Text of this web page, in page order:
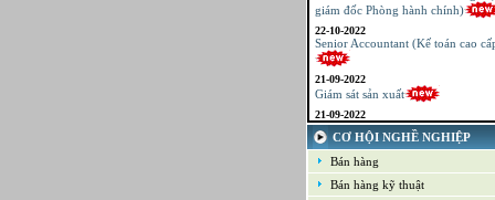
22-10-2022
Senior Accountant (Kế toán cao cấp)
21-09-2022
Giám sát sản xuất
21-09-2022
Kế toán tổng hợp – Thuế
16-09-2022
Nhân viên cao cấp NPD - Phát
phẩm mới
16-09-2022
Giám sát Mua hàng
CƠ HỘI NGHỀ NGHIỆP
Bán hàng
Bán hàng kỹ thuật